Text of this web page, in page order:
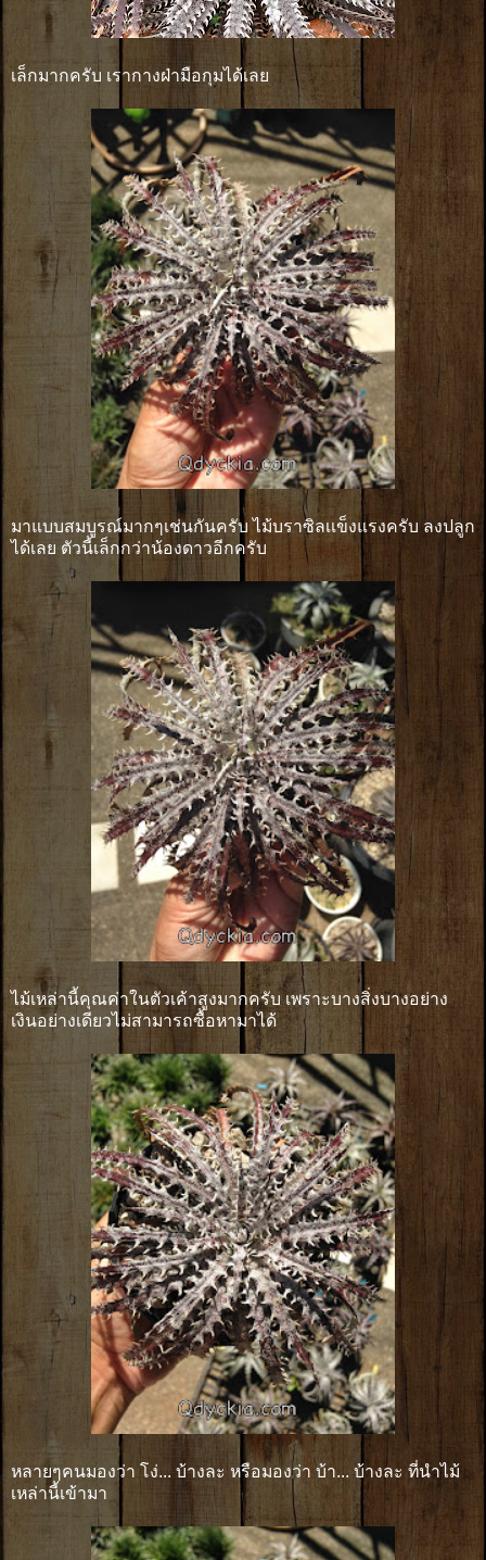
เล็กมากครับ เรากางฝ่ามือกุมได้เลย
มาแบบสมบูรณ์มากๆเช่นกันครับ ไม้บราซิลเเข็งแรงครับ ลงปลูก
ได้เลย ตัวนี้เล็กกว่าน้องดาวอีกครับ
ไม้เหล่านี้คุณค่าในตัวเค้าสูงมากครับ เพราะบางสิ่งบางอย่าง
เงินอย่างเดียวไม่สามารถซื้อหามาได้
หลายๆคนมองว่า โง่... บ้างละ หรือมองว่า บ้า... บ้างละ ที่นำไม้
เหล่านี้เข้ามา